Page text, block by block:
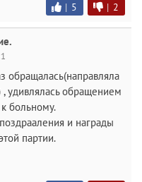
| 5 | 2
обращалась(направляла
, удивлялась обращением
больному.
и награды
партии.